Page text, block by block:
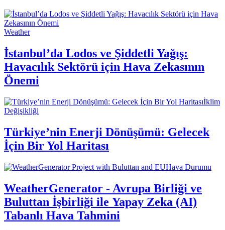
Weather
İstanbul’da Lodos ve Şiddetli Yağış:
Havacılık Sektörü için Hava Zekasının
Önemi
İklim
Değişikliği
Türkiye’nin Enerji Dönüşümü: Gelecek
İçin Bir Yol Haritası
Hava Durumu
WeatherGenerator - Avrupa Birliği ve
Buluttan İşbirliği ile Yapay Zeka (AI)
Tabanlı Hava Tahmini